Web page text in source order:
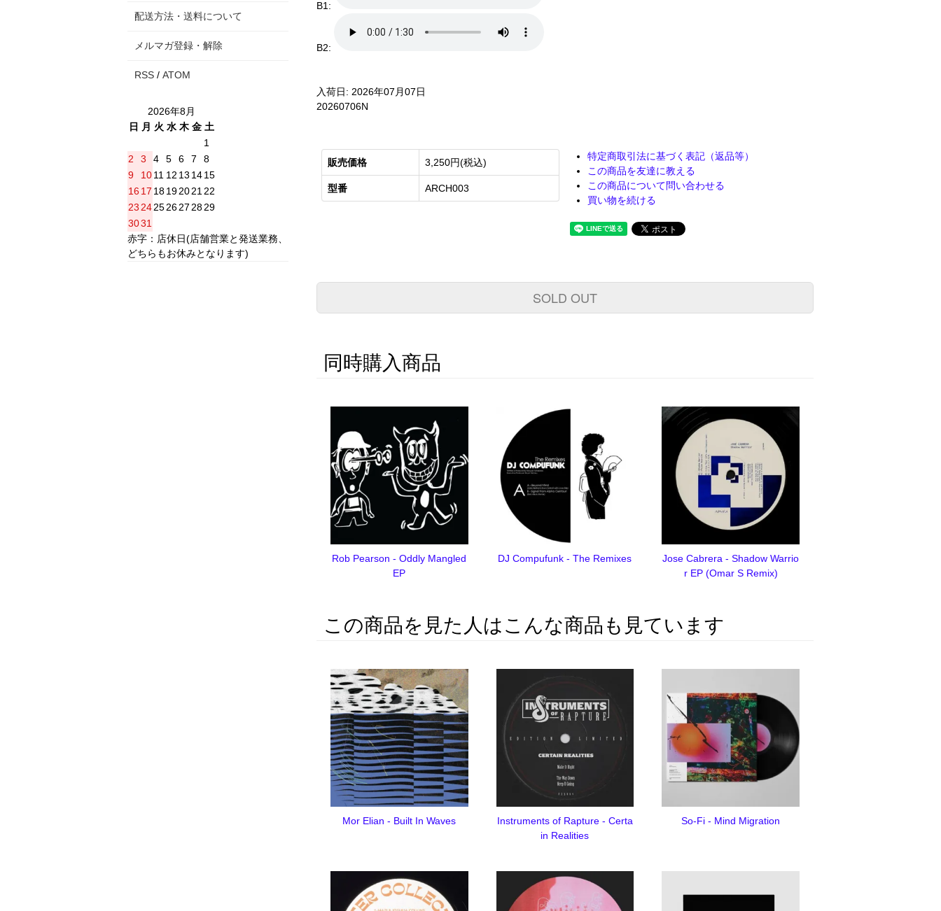
B1:
B2:
入荷日: 2026年07月07日
20260706N
販売価格 3,250円(税込)
型番 ARCH003
特定商取引法に基づく表記（返品等）
この商品を友達に教える
この商品について問い合わせる
買い物を続ける
SOLD OUT
同時購入商品
Rob Pearson - Oddly Mangled
EP
DJ Compufunk - The Remixes
Jose Cabrera - Shadow Warrio
r EP (Omar S Remix)
この商品を見た人はこんな商品も見ています
Mor Elian - Built In Waves
Instruments of Rapture - Certa
in Realities
So-Fi - Mind Migration
配送方法・送料について
メルマガ登録・解除
RSS / ATOM
2026年8月
日
月 火 水 木 金 土
1
2
3 4 5 6 7
8
9
1011 12 13 1415
16 17 18192021 22
23 24252627 2829
3031
赤字：店休日(店舗営業と発送業務、
どちらもお休みとなります)